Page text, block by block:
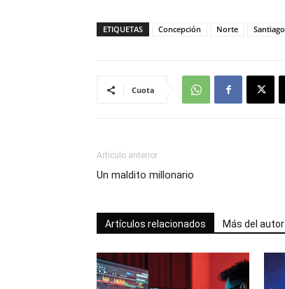
ETIQUETAS Concepción Norte Santiago
Cuota
Artículo anterior
Un maldito millonario
Artículos relacionados Más del autor